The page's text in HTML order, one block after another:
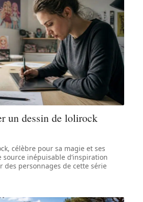
un dessin de lolirock
célèbre pour sa magie et ses
inépuisable d’inspiration
des personnages de cette série